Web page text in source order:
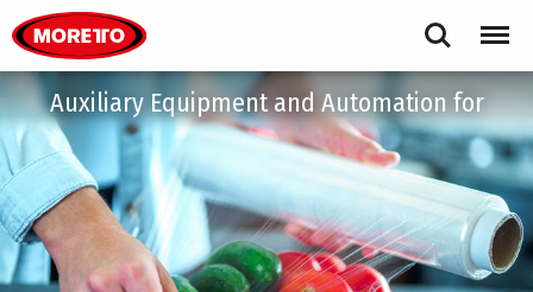
Search Menu
Auxiliary Equipment and Automation for